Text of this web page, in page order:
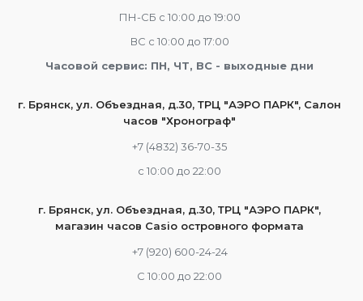
ПН-СБ с 10:00 до 19:00
ВС с 10:00 до 17:00
Часовой сервис: ПН, ЧТ, ВС - выходные дни
г. Брянск, ул. Объездная, д.30, ТРЦ "АЭРО ПАРК", Салон
часов "Хронограф"
+7 (4832) 36-70-35
c 10:00 до 22:00
г. Брянск, ул. Объездная, д.30, ТРЦ "АЭРО ПАРК",
магазин часов Casio островного формата
+7 (920) 600-24-24
С 10:00 до 22:00